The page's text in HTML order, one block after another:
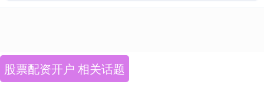
股票配资开户 相关话题